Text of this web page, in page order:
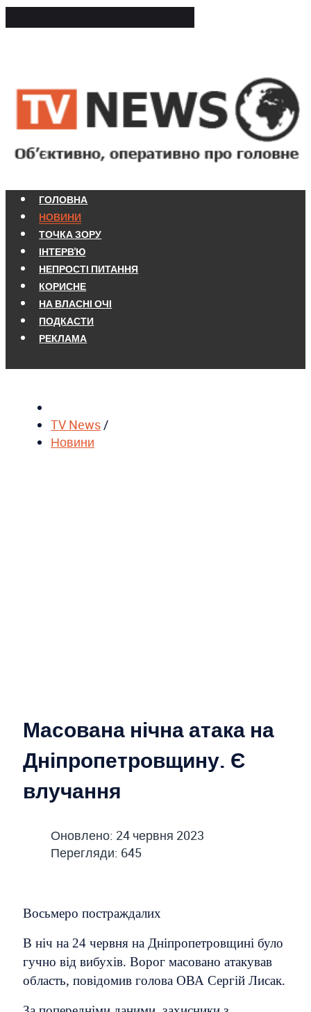
ГОЛОВНА
НОВИНИ
ТОЧКА ЗОРУ
ІНТЕРВ'Ю
НЕПРОСТІ ПИТАННЯ
КОРИСНЕ
НА ВЛАСНІ ОЧІ
ПОДКАСТИ
РЕКЛАМА
TV News/
Новини
Масована нічна атака на
Дніпропетровщину. Є
влучання
Оновлено: 24 червня 2023
Перегляди: 645
Восьмеро постраждалих
В ніч на 24 червня на Дніпропетровщині було
гучно від вибухів. Ворог масовано атакував
область, повідомив голова ОВА Сергій Лисак.